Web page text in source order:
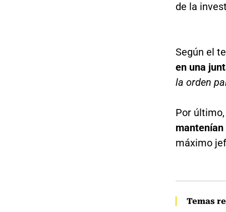
de la
Según el
en una
la orden
Por
mantenían
máximo
Temas